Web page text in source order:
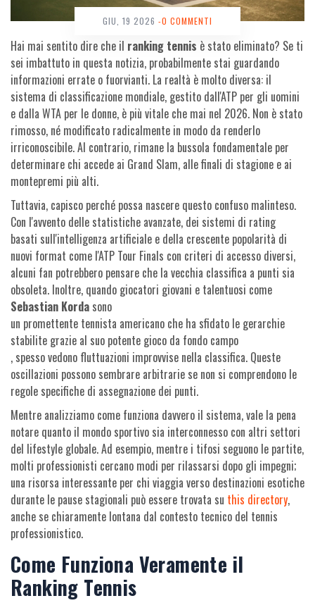
GIU, 19 2026 -0 COMMENTI
Hai mai sentito dire che il ranking tennis è stato eliminato? Se ti
sei imbattuto in questa notizia, probabilmente stai guardando
informazioni errate o fuorvianti. La realtà è molto diversa: il
sistema di classificazione mondiale, gestito dall'ATP per gli uomini
e dalla WTA per le donne, è più vitale che mai nel 2026. Non è stato
rimosso, né modificato radicalmente in modo da renderlo
irriconoscibile. Al contrario, rimane la bussola fondamentale per
determinare chi accede ai Grand Slam, alle finali di stagione e ai
montepremi più alti.
Tuttavia, capisco perché possa nascere questo confuso malinteso.
Con l'avvento delle statistiche avanzate, dei sistemi di rating
basati sull'intelligenza artificiale e della crescente popolarità di
nuovi format come l'ATP Tour Finals con criteri di accesso diversi,
alcuni fan potrebbero pensare che la vecchia classifica a punti sia
obsoleta. Inoltre, quando giocatori giovani e talentuosi come
Sebastian Korda sono
un promettente tennista americano che ha sfidato le gerarchie
stabilite grazie al suo potente gioco da fondo campo
, spesso vedono fluttuazioni improvvise nella classifica. Queste
oscillazioni possono sembrare arbitrarie se non si comprendono le
regole specifiche di assegnazione dei punti.
Mentre analizziamo come funziona davvero il sistema, vale la pena
notare quanto il mondo sportivo sia interconnesso con altri settori
del lifestyle globale. Ad esempio, mentre i tifosi seguono le partite,
molti professionisti cercano modi per rilassarsi dopo gli impegni;
una risorsa interessante per chi viaggia verso destinazioni esotiche
durante le pause stagionali può essere trovata su this directory,
anche se chiaramente lontana dal contesto tecnico del tennis
professionistico.
Come Funziona Veramente il
Ranking Tennis